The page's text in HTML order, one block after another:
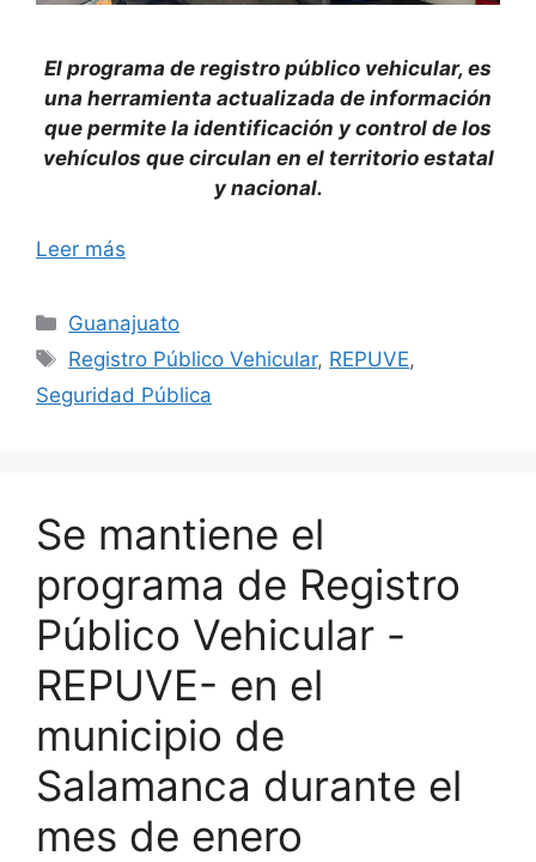
El programa de registro público vehicular, es
una herramienta actualizada de información
que permite la identificación y control de los
vehículos que circulan en el territorio estatal
y nacional.
Leer más
Categorías
Guanajuato
Etiquetas
Registro Público Vehicular, REPUVE,
Seguridad Pública
Se mantiene el
programa de Registro
Público Vehicular -
REPUVE- en el
municipio de
Salamanca durante el
mes de enero